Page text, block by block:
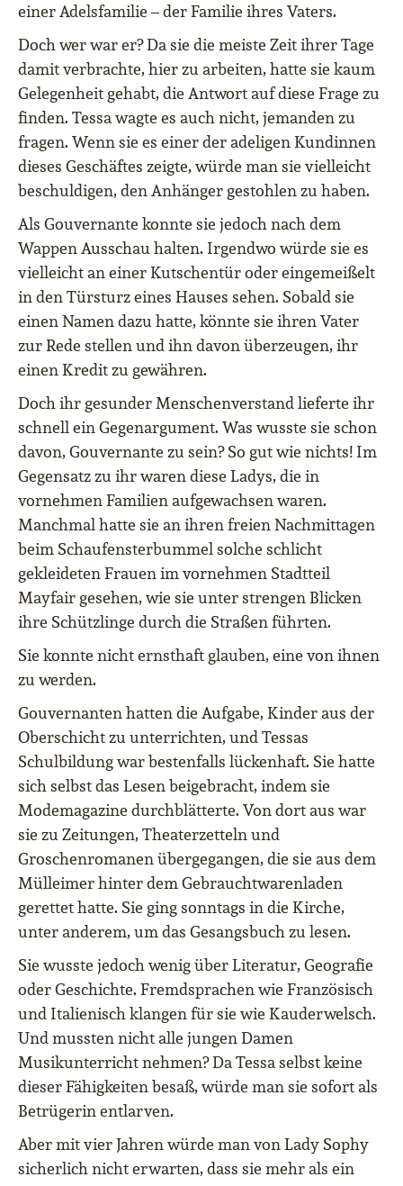
einer Adelsfamilie – der Familie ihres Vaters.
Doch wer war er? Da sie die meiste Zeit ihrer Tage
damit verbrachte, hier zu arbeiten, hatte sie kaum
Gelegenheit gehabt, die Antwort auf diese Frage zu
finden. Tessa wagte es auch nicht, jemanden zu
fragen. Wenn sie es einer der adeligen Kundinnen
dieses Geschäftes zeigte, würde man sie vielleicht
beschuldigen, den Anhänger gestohlen zu haben.
Als Gouvernante konnte sie jedoch nach dem
Wappen Ausschau halten. Irgendwo würde sie es
vielleicht an einer Kutschentür oder eingemeißelt
in den Türsturz eines Hauses sehen. Sobald sie
einen Namen dazu hatte, könnte sie ihren Vater
zur Rede stellen und ihn davon überzeugen, ihr
einen Kredit zu gewähren.
Doch ihr gesunder Menschenverstand lieferte ihr
schnell ein Gegenargument. Was wusste sie schon
davon, Gouvernante zu sein? So gut wie nichts! Im
Gegensatz zu ihr waren diese Ladys, die in
vornehmen Familien aufgewachsen waren.
Manchmal hatte sie an ihren freien Nachmittagen
beim Schaufensterbummel solche schlicht
gekleideten Frauen im vornehmen Stadtteil
Mayfair gesehen, wie sie unter strengen Blicken
ihre Schützlinge durch die Straßen führten.
Sie konnte nicht ernsthaft glauben, eine von ihnen
zu werden.
Gouvernanten hatten die Aufgabe, Kinder aus der
Oberschicht zu unterrichten, und Tessas
Schulbildung war bestenfalls lückenhaft. Sie hatte
sich selbst das Lesen beigebracht, indem sie
Modemagazine durchblätterte. Von dort aus war
sie zu Zeitungen, Theaterzetteln und
Groschenromanen übergegangen, die sie aus dem
Mülleimer hinter dem Gebrauchtwarenladen
gerettet hatte. Sie ging sonntags in die Kirche,
unter anderem, um das Gesangsbuch zu lesen.
Sie wusste jedoch wenig über Literatur, Geografie
oder Geschichte. Fremdsprachen wie Französisch
und Italienisch klangen für sie wie Kauderwelsch.
Und mussten nicht alle jungen Damen
Musikunterricht nehmen? Da Tessa selbst keine
dieser Fähigkeiten besaß, würde man sie sofort als
Betrügerin entlarven.
Aber mit vier Jahren würde man von Lady Sophy
sicherlich nicht erwarten, dass sie mehr als ein